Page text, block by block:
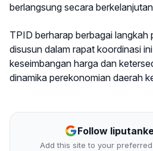
berlangsung secara
TPID berharap berbagai langkah
disusun dalam rapat koordinasi
keseimbangan harga dan
dinamika perekonomian daerah
Follow
Add this site to your